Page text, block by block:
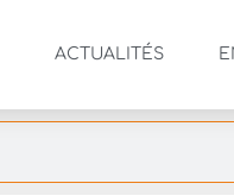
ACTUALITÉS